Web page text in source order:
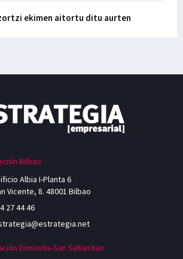
ekimen aitortu ditu aurten
Bilbao
Albia I-Planta 6
Vicente, 8. 48001 Bilbao
27 44 46
Donostia-San Sebastian